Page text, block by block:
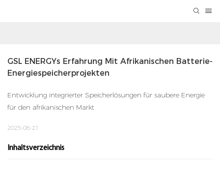
GSL ENERGYs Erfahrung Mit Afrikanischen Batterie-
Energiespeicherprojekten
Entwicklung integrierter Speicherlösungen für saubere Energie
für den afrikanischen Markt
2025-08-21
Inhaltsverzeichnis